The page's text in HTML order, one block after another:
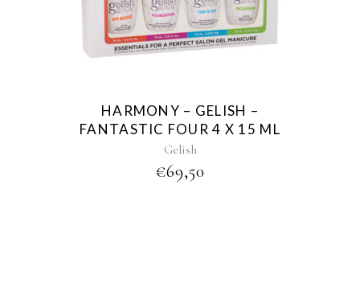
HARMONY – GELISH –
FANTASTIC FOUR 4 X 15 ML
Gelish
€69,50